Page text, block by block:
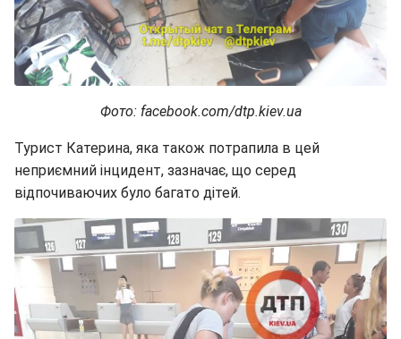
Фото: facebook.com/dtp.kiev.ua
Турист Катерина, яка також потрапила в цей
неприємний інцидент, зазначає, що серед
відпочиваючих було багато дітей.